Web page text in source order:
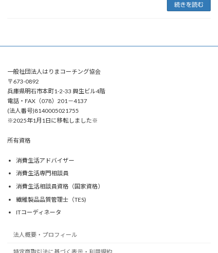
続きを読む
一般社団法人はりまコーチング協会
〒673-0892
兵庫県明石市本町1-2-33 興生ビル4階
電話・FAX（078）201－4137
(法人番号)8140005021755
※2025年1月1日に移転しました※
所有資格
消費生活アドバイザー
消費生活専門相談員
消費生活相談員資格（国家資格）
繊維製品品質管理士（TES)
ITコーディネータ
法人概要・プロフィール